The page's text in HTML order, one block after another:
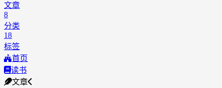
文章
8
分类
18
标签
首页
读书
文章